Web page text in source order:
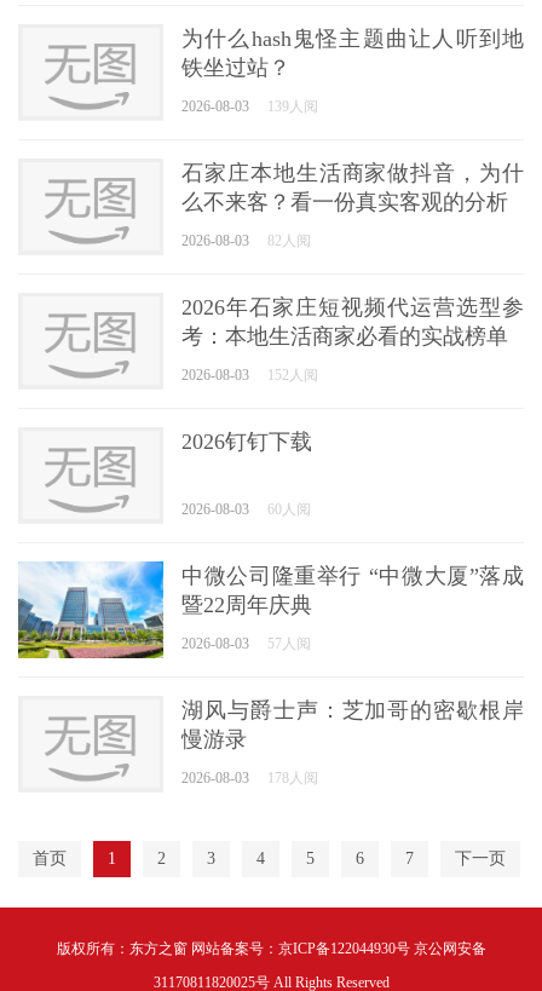
为什么hash鬼怪主题曲让人听到地
铁坐过站？
2026-08-03 139人阅
石家庄本地生活商家做抖音，为什
么不来客？看一份真实客观的分析
2026-08-03 82人阅
2026年石家庄短视频代运营选型参
考：本地生活商家必看的实战榜单
2026-08-03 152人阅
2026钉钉下载
2026-08-03 60人阅
中微公司隆重举行 “中微大厦”落成
暨22周年庆典
2026-08-03 57人阅
湖风与爵士声：芝加哥的密歇根岸
慢游录
2026-08-03 178人阅
首页 1 2 3 4 5 6 7 下一页
版权所有：东方之窗 网站备案号：京ICP备122044930号 京公网安备
31170811820025号 All Rights Reserved